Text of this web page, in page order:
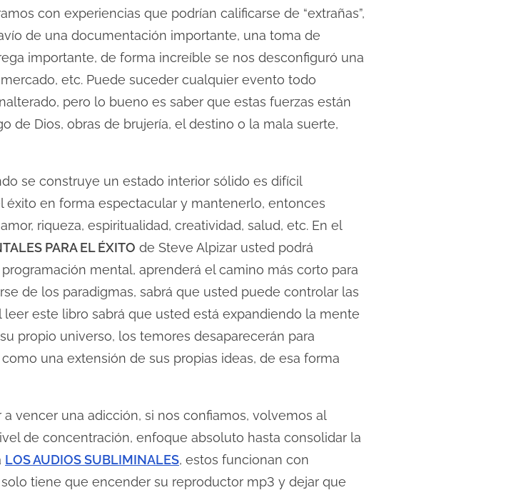
con experiencias que podrían calificarse de “extrañas”,
de una documentación importante, una toma de
importante, de forma increíble se nos desconfiguró una
etc. Puede suceder cualquier evento todo
pero lo bueno es saber que estas fuerzas están
de Dios, obras de brujería, el destino o la mala suerte,
se construye un estado interior sólido es difícil
éxito en forma espectacular y mantenerlo, entonces
riqueza, espiritualidad, creatividad, salud, etc. En el
PARA EL ÉXITO de Steve Alpizar usted podrá
mental, aprenderá el camino más corto para
de los paradigmas, sabrá que usted puede controlar las
este libro sabrá que usted está expandiendo la mente
propio universo, los temores desaparecerán para
una extensión de sus propias ideas, de esa forma
vencer una adicción, si nos confiamos, volvemos al
de concentración, enfoque absoluto hasta consolidar la
LOS AUDIOS SUBLIMINALES, estos funcionan con
tiene que encender su reproductor mp3 y dejar que